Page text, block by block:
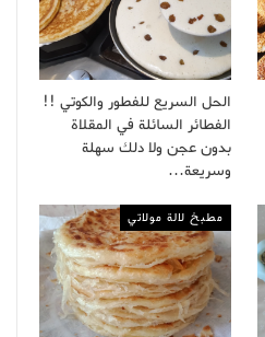
الحل السريع للفطور والكوتي !!
الفطائر السائلة في المقلاة
بدون عجن ولا دلك سهلة
وسريعة…
مطبخ لالة مولاتي